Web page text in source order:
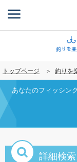
ン
に
移
動
釣りを
トップページ 釣りを
あなたのフィッシン
詳細検索